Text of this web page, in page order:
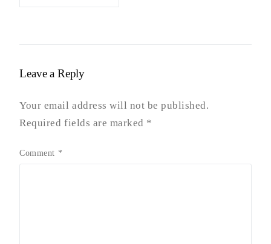
Leave a Reply
Your email address will not be published.
Required fields are marked *
Comment *